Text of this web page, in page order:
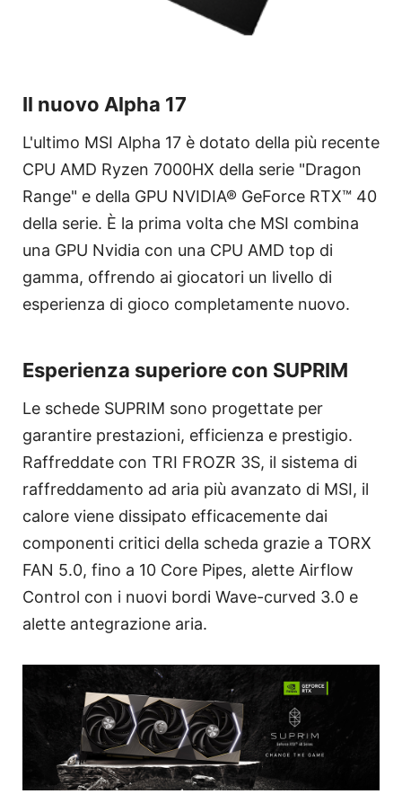
Il nuovo Alpha 17
L'ultimo MSI Alpha 17 è dotato della più recente
CPU AMD Ryzen 7000HX della serie "Dragon
Range" e della GPU NVIDIA® GeForce RTX™ 40
della serie. È la prima volta che MSI combina
una GPU Nvidia con una CPU AMD top di
gamma, offrendo ai giocatori un livello di
esperienza di gioco completamente nuovo.
Esperienza superiore con SUPRIM
Le schede SUPRIM sono progettate per
garantire prestazioni, efficienza e prestigio.
Raffreddate con TRI FROZR 3S, il sistema di
raffreddamento ad aria più avanzato di MSI, il
calore viene dissipato efficacemente dai
componenti critici della scheda grazie a TORX
FAN 5.0, fino a 10 Core Pipes, alette Airflow
Control con i nuovi bordi Wave-curved 3.0 e
alette antegrazione aria.